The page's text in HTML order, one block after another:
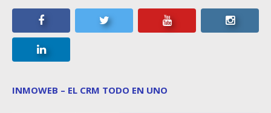
INMOWEB – EL CRM TODO EN UNO